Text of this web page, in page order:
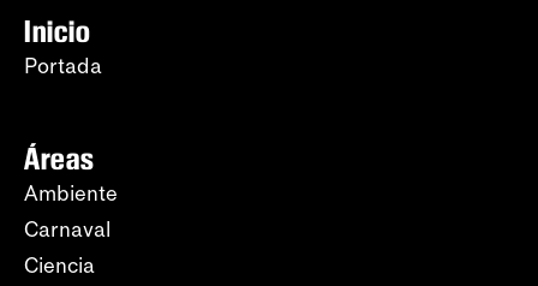
Inicio
Portada
Áreas
Ambiente
Carnaval
Ciencia